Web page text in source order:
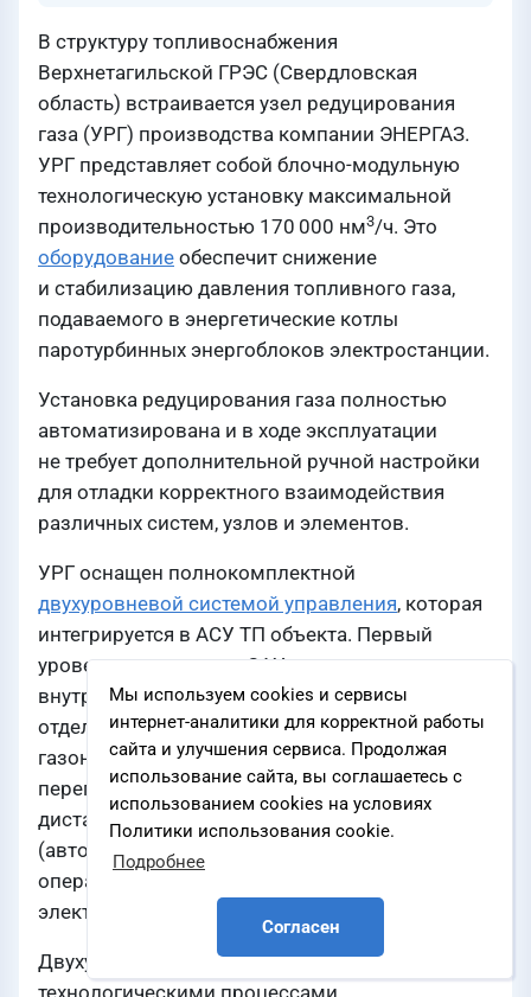
Мы используем cookies и сервисы
интернет-аналитики для корректной работы
сайта и улучшения сервиса. Продолжая
использование сайта, вы соглашаетесь с
использованием cookies на условиях
Политики использования cookie.
Подробнее
Согласен
В структуру топливоснабжения
Верхнетагильской ГРЭС (Свердловская
область) встраивается узел редуцирования
газа (УРГ) производства компании ЭНЕРГАЗ.
УРГ представляет собой блочно-модульную
технологическую установку максимальной
производительностью 170 000 нм3/ч. Это
оборудование обеспечит снижение
и стабилизацию давления топливного газа,
подаваемого в энергетические котлы
паротурбинных энергоблоков электростанции.
Установка редуцирования газа полностью
автоматизирована и в ходе эксплуатации
не требует дополнительной ручной настройки
для отладки корректного взаимодействия
различных систем, узлов и элементов.
УРГ оснащен полнокомплектной
двухуровневой системой управления, которая
интегрируется в АСУ ТП объекта. Первый
уровень — локальная САУ — размещается
внутри установки в специальном отсеке,
отделенном от технологической части
газонепроницаемой огнестойкой
перегородкой. Второй уровень — пульт
дистанционного управления
(автоматизированное рабочее место
оператора) — располагается в диспетчерской
электростанции.
Двухуровневая САУ обеспечит управление
технологическими процессами